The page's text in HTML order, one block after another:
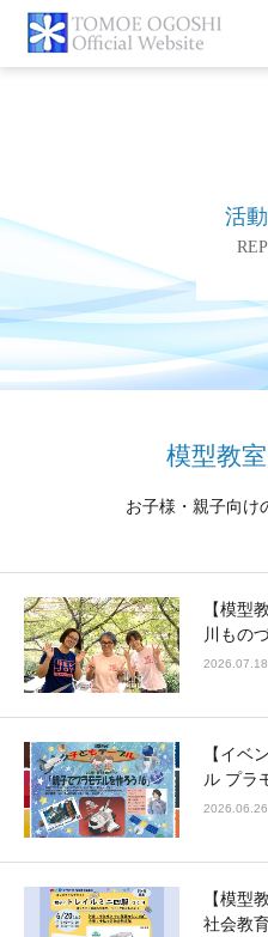
活
模型教
お子様・親子向け
【模型
川もの
2026.07.18
【イベ
ル プラ
2026.06.26
【模型
社会教
活動報告
書籍紹介